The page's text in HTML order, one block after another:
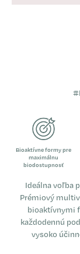
Bioaktívne formy pre
maximálnu
biodostupnosť
Ideálna voľba
Prémiový
bioaktívnymi
každodennú
vysoko